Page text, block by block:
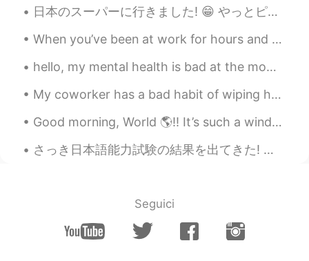
JP
私の職場の近くに大きなスーパーがあ
るので、私は昼休憩にあ そこに良く行
るので、私は昼休みにそこに良く行く
日本のスーパーに行きました! 😁 やっとピザまんを見つけた!! 嬉しくて泣いちゃった 😭😭😭 美味しかった! インスタントカレーや牛丼も食べたことがないから食べるのが楽しみです 😁 アメリカ...
When you’ve been at work for hours and then you check the time and it’s only been 45 minutes 🤦🏼‍♀️😭🙈
hello, my mental health is bad at the moment, could I please talk to one of you about it? it's 4a...
My coworker has a bad habit of wiping her hands on the back of her pants every time she removes h...
Good morning, World 🌎!! It’s such a windy and chilly day here in South Florida. 🌬 Not sure how ...
さっき日本語能力試験の結果を出てきた! みんなと話すおかげで合格できた! HelloTalkの友達, 本当にありがとうございました! 今日 また作文を書いておいたから時間があれば,みてみて! ...
Seguici